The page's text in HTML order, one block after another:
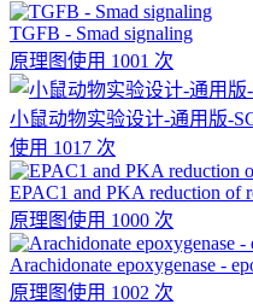
TGFB - Smad signaling
原理图使用 1001 次
小鼠动物实验设计-通用版-
使用 1017 次
EPAC1 and PKA reduction of
原理图使用 1000 次
Arachidonate epoxygenase -
原理图使用 1002 次